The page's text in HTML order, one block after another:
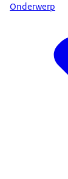
Onderwerp